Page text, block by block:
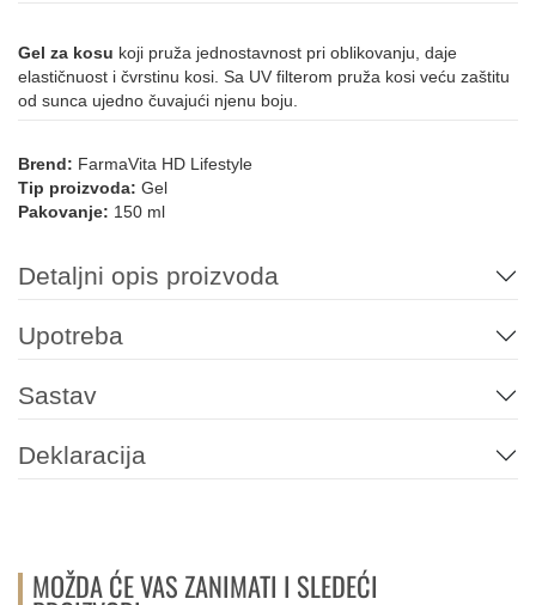
Gel za kosu koji pruža jednostavnost pri oblikovanju, daje
elastičnuost i čvrstinu kosi. Sa UV filterom pruža kosi veću zaštitu
od sunca ujedno čuvajući njenu boju.
Brend: FarmaVita HD Lifestyle
Tip proizvoda: Gel
Pakovanje: 150 ml
Detaljni opis proizvoda
Upotreba
Sastav
Deklaracija
MOŽDA ĆE VAS ZANIMATI I SLEDEĆI